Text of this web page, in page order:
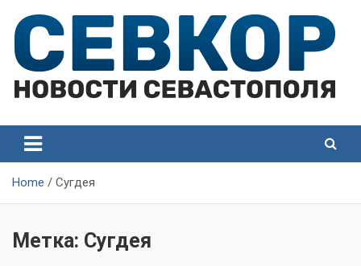
content
Севастополя
Севастополя
Home Сугдея
Метка: Сугдея